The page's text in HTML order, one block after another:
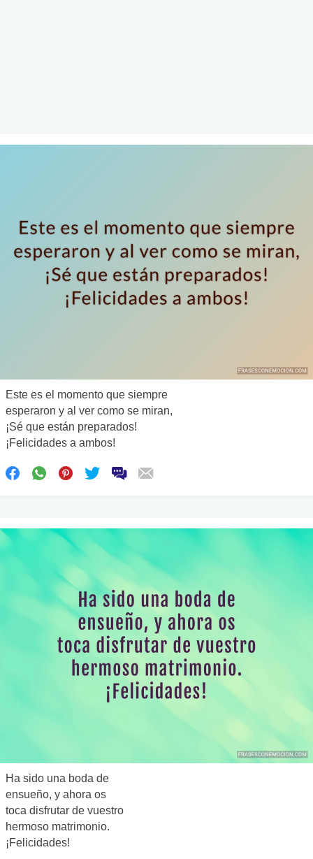
Este es el momento que siempre
esperaron y al ver como se miran,
¡Sé que están preparados!
¡Felicidades a ambos!
Ha sido una boda de
ensueño, y ahora os
toca disfrutar de vuestro
hermoso matrimonio.
¡Felicidades!